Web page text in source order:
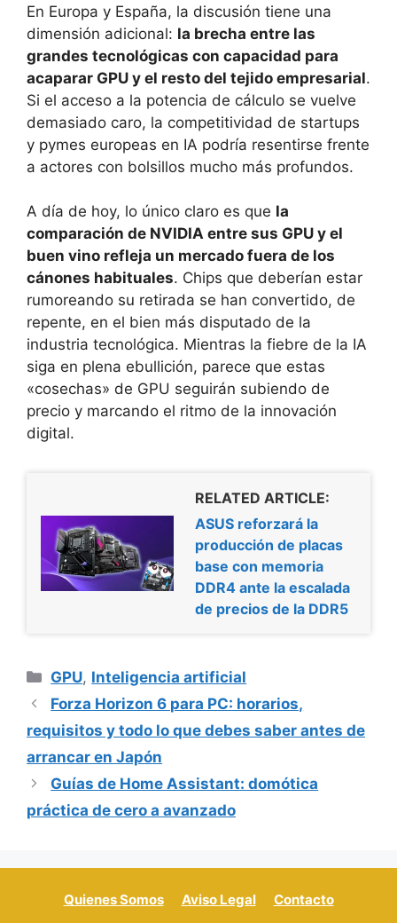
En Europa y España, la discusión tiene una
dimensión adicional: la brecha entre las
grandes tecnológicas con capacidad para
acaparar GPU y el resto del tejido empresarial.
Si el acceso a la potencia de cálculo se vuelve
demasiado caro, la competitividad de startups
y pymes europeas en IA podría resentirse frente
a actores con bolsillos mucho más profundos.
A día de hoy, lo único claro es que la
comparación de NVIDIA entre sus GPU y el
buen vino refleja un mercado fuera de los
cánones habituales. Chips que deberían estar
rumoreando su retirada se han convertido, de
repente, en el bien más disputado de la
industria tecnológica. Mientras la fiebre de la IA
siga en plena ebullición, parece que estas
«cosechas» de GPU seguirán subiendo de
precio y marcando el ritmo de la innovación
digital.
RELATED ARTICLE:
ASUS reforzará la
producción de placas
base con memoria
DDR4 ante la escalada
de precios de la DDR5
Categorías
GPU, Inteligencia artificial
Forza Horizon 6 para PC: horarios,
requisitos y todo lo que debes saber antes de
arrancar en Japón
Guías de Home Assistant: domótica
práctica de cero a avanzado
Quienes Somos Aviso Legal Contacto